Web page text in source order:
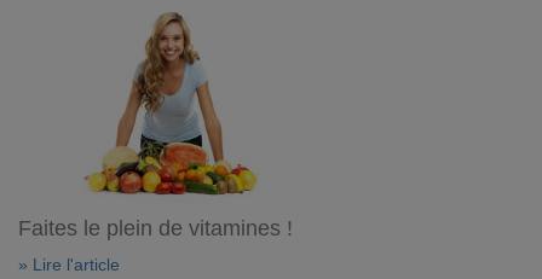
Faites le plein de vitamines !
» Lire l'article